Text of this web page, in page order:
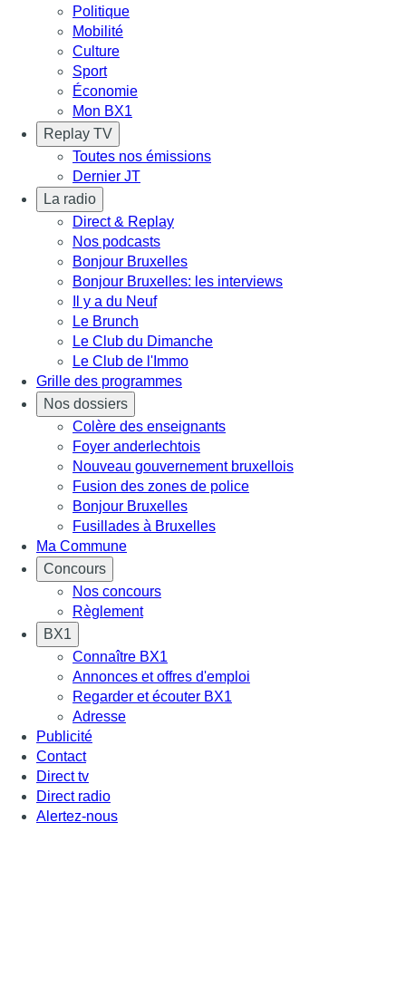
Politique
Mobilité
Culture
Sport
Économie
Mon BX1
Replay TV
Toutes nos émissions
Dernier JT
La radio
Direct & Replay
Nos podcasts
Bonjour Bruxelles
Bonjour Bruxelles: les interviews
Il y a du Neuf
Le Brunch
Le Club du Dimanche
Le Club de l'Immo
Grille des programmes
Nos dossiers
Colère des enseignants
Foyer anderlechtois
Nouveau gouvernement bruxellois
Fusion des zones de police
Bonjour Bruxelles
Fusillades à Bruxelles
Ma Commune
Concours
Nos concours
Règlement
BX1
Connaître BX1
Annonces et offres d'emploi
Regarder et écouter BX1
Adresse
Publicité
Contact
Direct tv
Direct radio
Alertez-nous